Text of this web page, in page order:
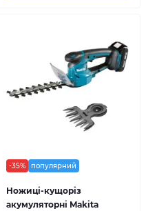
-35% популярний
Ножиці-кущоріз
акумуляторні Makita